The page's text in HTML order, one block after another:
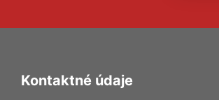
Kontaktné údaje